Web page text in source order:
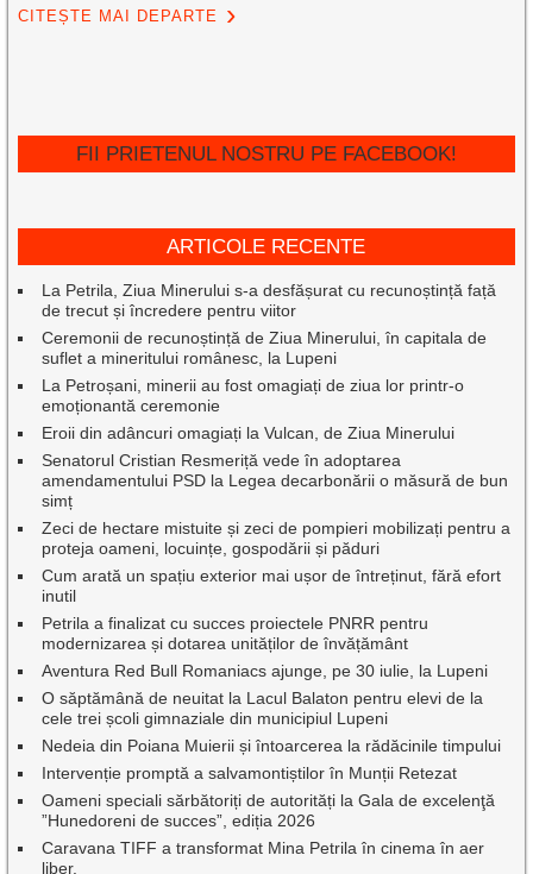
CITEȘTE MAI DEPARTE
FII PRIETENUL NOSTRU PE FACEBOOK!
ARTICOLE RECENTE
La Petrila, Ziua Minerului s-a desfășurat cu recunoștință față
de trecut și încredere pentru viitor
Ceremonii de recunoștință de Ziua Minerului, în capitala de
suflet a mineritului românesc, la Lupeni
La Petroșani, minerii au fost omagiați de ziua lor printr-o
emoționantă ceremonie
Eroii din adâncuri omagiați la Vulcan, de Ziua Minerului
Senatorul Cristian Resmeriță vede în adoptarea
amendamentului PSD la Legea decarbonării o măsură de bun
simț
Zeci de hectare mistuite și zeci de pompieri mobilizați pentru a
proteja oameni, locuințe, gospodării și păduri
Cum arată un spațiu exterior mai ușor de întreținut, fără efort
inutil
Petrila a finalizat cu succes proiectele PNRR pentru
modernizarea și dotarea unităților de învățământ
Aventura Red Bull Romaniacs ajunge, pe 30 iulie, la Lupeni
O săptămână de neuitat la Lacul Balaton pentru elevi de la
cele trei școli gimnaziale din municipiul Lupeni
Nedeia din Poiana Muierii și întoarcerea la rădăcinile timpului
Intervenție promptă a salvamontiștilor în Munții Retezat
Oameni speciali sărbătoriți de autorități la Gala de excelenţă
”Hunedoreni de succes”, ediția 2026
Caravana TIFF a transformat Mina Petrila în cinema în aer
liber.